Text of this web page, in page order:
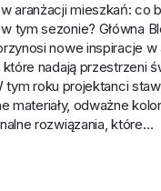
aranżacji mieszkań: co
tym sezonie? Główna
nowe inspiracje w
nadają przestrzeni
tym roku projektanci
materiały, odważne
rozwiązania, które…